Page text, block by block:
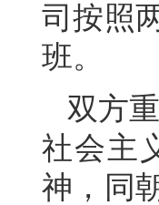
司按照
班。
双方
社会主
神，同